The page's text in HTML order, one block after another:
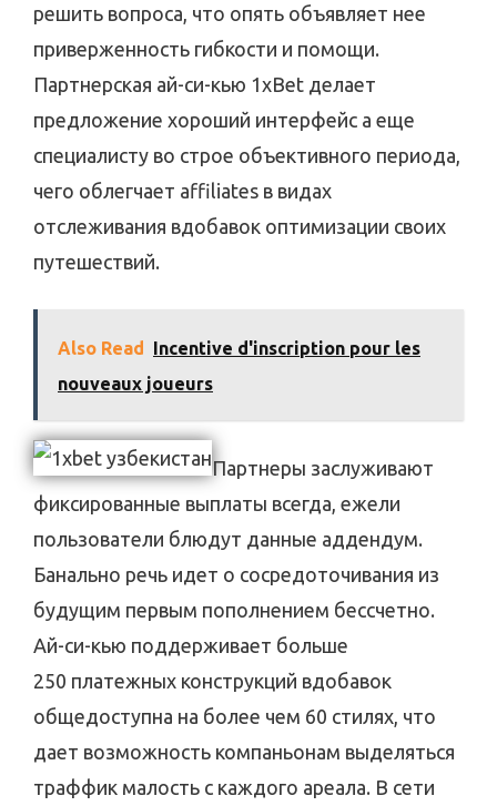
решить вопроса, что опять объявляет нее
приверженность гибкости и помощи.
Партнерская ай-си-кью 1xBet делает
предложение хороший интерфейс а еще
специалисту во строе объективного периода,
чего облегчает affiliates в видах
отслеживания вдобавок оптимизации своих
путешествий.
Also Read
Incentive d'inscription pour les
nouveaux joueurs
Партнеры заслуживают
фиксированные выплаты всегда, ежели
пользователи блюдут данные аддендум.
Банально речь идет о сосредоточивания из
будущим первым пополнением бессчетно.
Ай-си-кью поддерживает больше
250 платежных конструкций вдобавок
общедоступна на более чем 60 стилях, что
дает возможность компаньонам выделяться
траффик малость с каждого ареала. В сети